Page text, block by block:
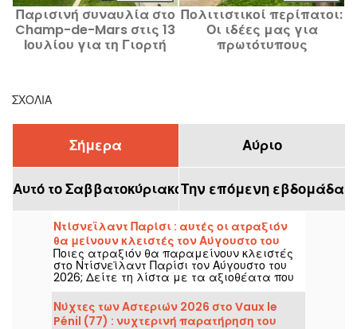
Παρισινή συναυλία στο
Champ-de-Mars στις 13
Ιουλίου για τη Γιορτή
Πολιτιστικοί περίπατοι:
Οι ιδέες μας για
πρωτότυπους
ΣΧΌΛΙΑ
Σήμερα Αύριο
Αυτό το ΣαββατοκύριακοΤην επόμενη εβδομάδα
Ντίσνεϊλαντ Παρίσι : αυτές οι ατραξιόν
θα μείνουν κλειστές τον Αύγουστο του
2026
Ποιες ατραξιόν θα παραμείνουν κλειστές
στο Ντίσνεϊλαντ Παρίσι τον Αύγουστο του
2026; Δείτε τη λίστα με τα αξιοθέατα που
θα είναι προσωρινά μη προσβάσιμα για
συντήρηση ή ανακαίνιση, για να
προετοιμάσετε την επίσκεψή σας στα
πάρκα Disney.
Νύχτες των Αστεριών 2026 στο Vaux le
Pénil (77) : νυχτερινή παρατήρηση του